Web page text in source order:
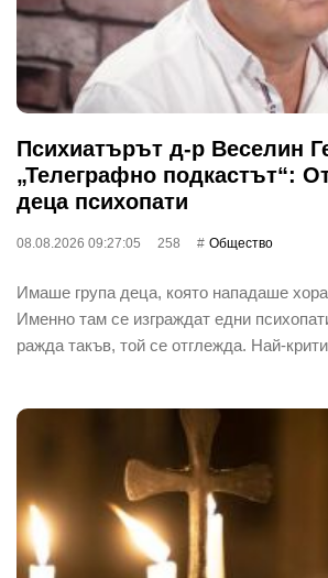
Психиатърът д-р Веселин
„Телеграфно подкастът“:
деца психопати
08.08.2026 09:27:05 258 Общество
Имаше група деца, която нападаше
Именно там се изграждат едни
ражда такъв, той се отглежда. Най-